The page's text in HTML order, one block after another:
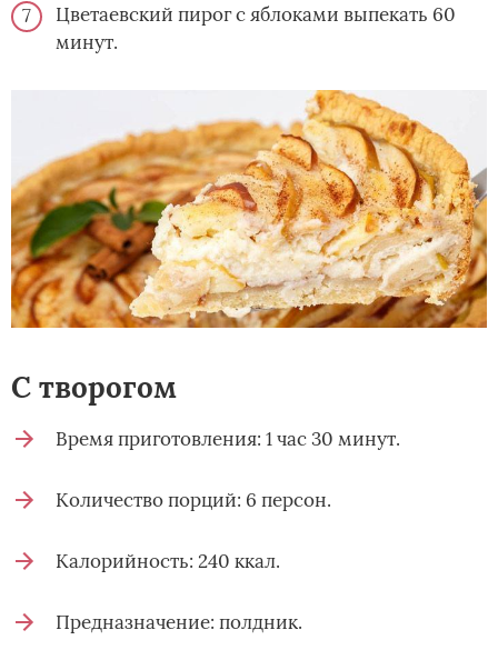
Цветаевский пирог с яблоками выпекать 60
минут.
С творогом
Время приготовления: 1 час 30 минут.
Количество порций: 6 персон.
Калорийность: 240 ккал.
Предназначение: полдник.